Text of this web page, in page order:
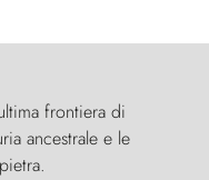
frontiera di
ancestrale e le